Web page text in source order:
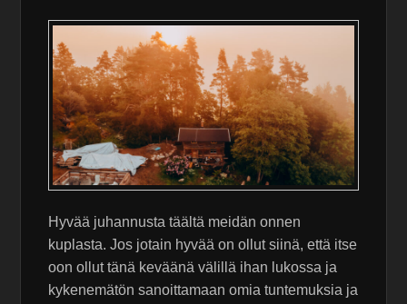
Hyvää juhannusta täältä meidän onnen
kuplasta. Jos jotain hyvää on ollut siinä, että itse
oon ollut tänä keväänä välillä ihan lukossa ja
kykenemätön sanoittamaan omia tuntemuksia ja